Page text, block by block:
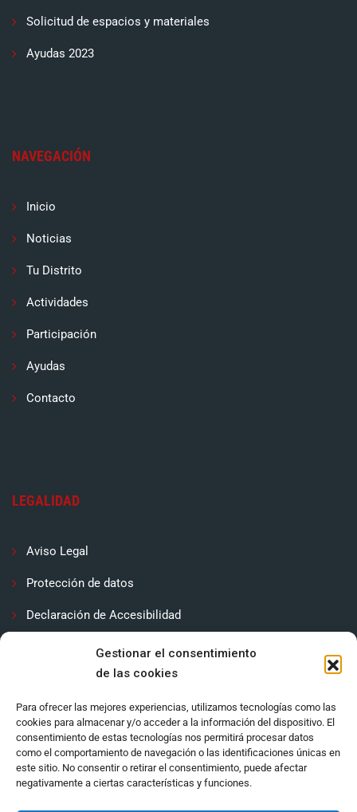
Gestionar el consentimiento
de las cookies
Para ofrecer las mejores experiencias, utilizamos tecnologías como las
cookies para almacenar y/o acceder a la información del dispositivo. El
consentimiento de estas tecnologías nos permitirá procesar datos
como el comportamiento de navegación o las identificaciones únicas en
este sitio. No consentir o retirar el consentimiento, puede afectar
negativamente a ciertas características y funciones.
Solicitud de espacios y materiales
Ayudas 2023
NAVEGACIÓN
Inicio
Noticias
Tu Distrito
Actividades
Participación
Ayudas
Contacto
LEGALIDAD
Aviso Legal
Protección de datos
Declaración de Accesibilidad
Política de cookies (UE)